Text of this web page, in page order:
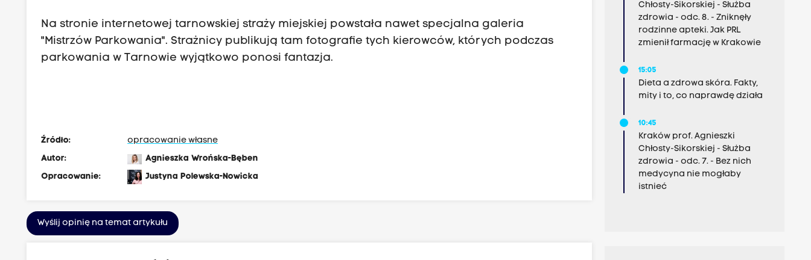
Na stronie internetowej tarnowskiej straży miejskiej powstała nawet specjalna galeria
"Mistrzów Parkowania". Strażnicy publikują tam fotografie tych kierowców, których podczas
parkowania w Tarnowie wyjątkowo ponosi fantazja.
Źródło:
opracowanie własne
Autor:
Agnieszka Wrońska-Bęben
Opracowanie:
Justyna Polewska-Nowicka
Wyślij opinię na temat artykułu
Chłosty-Sikorskiej - Służba
zdrowia - odc. 8. - Zniknęły
rodzinne apteki. Jak PRL
zmienił farmację w Krakowie
15:05
Dieta a zdrowa skóra. Fakty,
mity i to, co naprawdę działa
10:45
Kraków prof. Agnieszki
Chłosty-Sikorskiej - Służba
zdrowia - odc. 7. - Bez nich
medycyna nie mogłaby
istnieć